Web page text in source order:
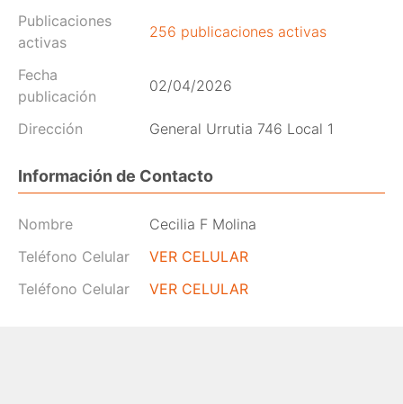
Publicaciones
activas
256 publicaciones activas
Fecha
publicación
02/04/2026
Dirección General Urrutia 746 Local 1
Información de Contacto
Nombre
Cecilia F Molina
Teléfono Celular
VER CELULAR
Teléfono Celular
VER CELULAR